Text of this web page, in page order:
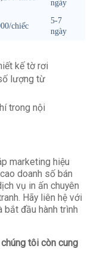
ngày
chiếc
5-7
ngày
kế tờ rơi
lượng từ
trong nội
marketing hiệu
doanh số bán
vụ in ấn chuyên
Hãy liên hệ với
bắt đầu hành trình
tôi còn cung